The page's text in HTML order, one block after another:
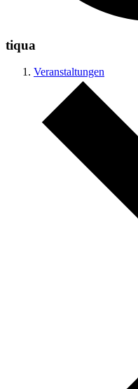
tiqua
Veranstaltungen